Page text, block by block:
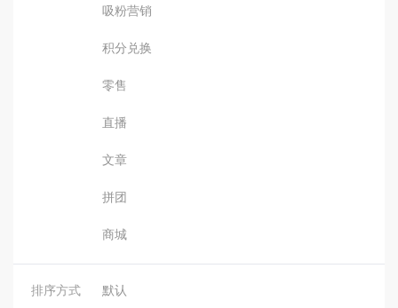
吸粉营销
积分兑换
零售
直播
文章
拼团
商城
排序方式 默认